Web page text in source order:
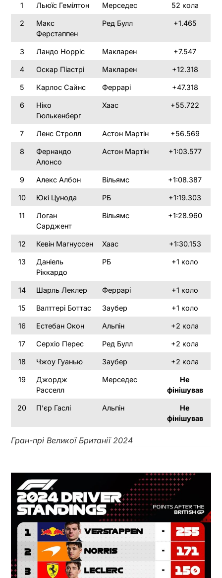
1 Льюїс Гемілтон Мерседес 52 кола
2
Макс
Ферстаппен
Ред Булл +1.465
3 Ландо Норріс Макларен +7.547
4 Оскар Піастрі Макларен +12.318
5 Карлос Сайнс Феррарі +47.318
6
Ніко
Гюлькенберг
Хаас +55.722
7 Ленс Стролл Астон Мартін +56.569
8
Фернандо
Алонсо
Астон Мартін +1:03.577
9 Алекс Албон Вільямс +1:08.387
10 Юкі Цунода РБ +1:19.303
11
Логан
Сарджент
Вільямс +1:28.960
12 Кевін Магнуссен Хаас +1:30.153
13
Даніель
Ріккардо
РБ +1 коло
14 Шарль Леклер Феррарі +1 коло
15 Валттері Боттас Заубер +1 коло
16 Естебан Окон Альпін +2 кола
17 Серхіо Перес Ред Булл +2 кола
18 Чжоу Гуанью Заубер +2 кола
19
Джордж
Расселл
Мерседес
Не
фінішував
20 П’єр Гаслі Альпін
Не
фінішував
Гран-прі Великої Британії 2024